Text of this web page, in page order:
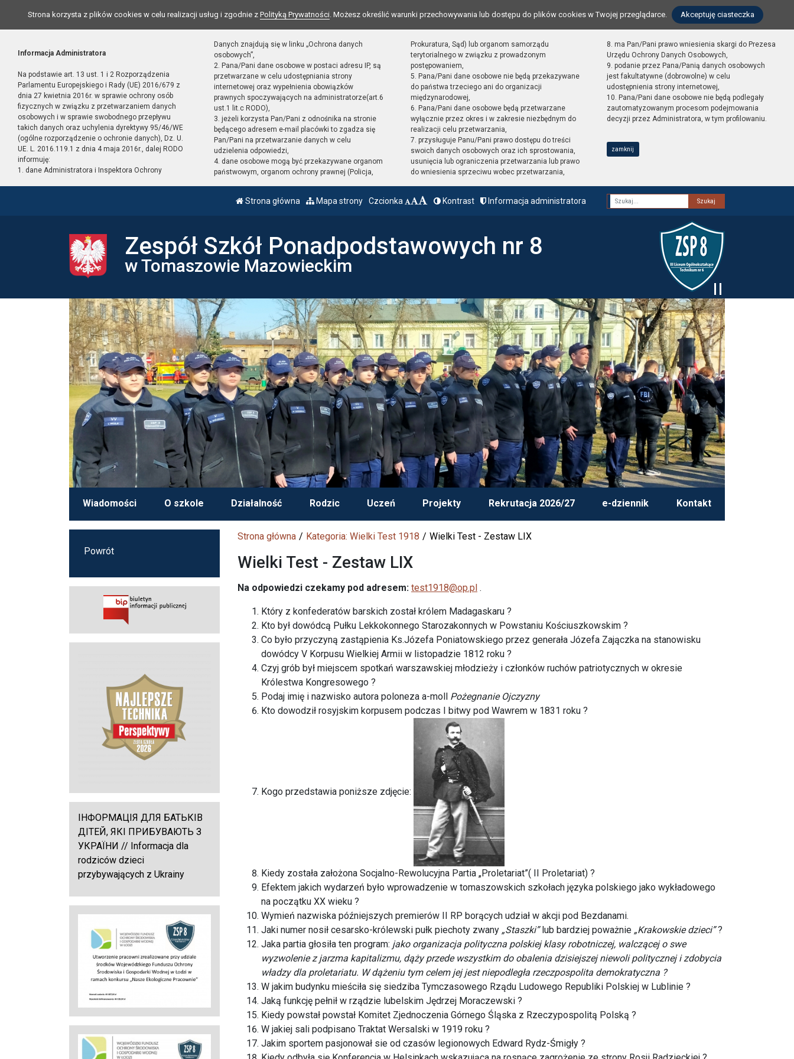
Strona korzysta z plików cookies w celu realizacji usług i zgodnie z Polityką Prywatności. Możesz określić warunki przechowywania lub dostępu do plików cookies w Twojej przeglądarce. Akceptuję ciasteczka
Informacja Administratora
Na podstawie art. 13 ust. 1 i 2 Rozporządzenia
Parlamentu Europejskiego i Rady (UE) 2016/679 z
dnia 27 kwietnia 2016r. w sprawie ochrony osób
fizycznych w związku z przetwarzaniem danych
osobowych i w sprawie swobodnego przepływu
takich danych oraz uchylenia dyrektywy 95/46/WE
(ogólne rozporządzenie o ochronie danych), Dz. U.
UE. L. 2016.119.1 z dnia 4 maja 2016r., dalej RODO
informuję:
1. dane Administratora i Inspektora Ochrony
Danych znajdują się w linku „Ochrona danych
osobowych”,
2. Pana/Pani dane osobowe w postaci adresu IP, są
przetwarzane w celu udostępniania strony
internetowej oraz wypełnienia obowiązków
prawnych spoczywających na administratorze(art.6
ust.1 lit.c RODO),
3. jeżeli korzysta Pan/Pani z odnośnika na stronie
będącego adresem e-mail placówki to zgadza się
Pan/Pani na przetwarzanie danych w celu
udzielenia odpowiedzi,
4. dane osobowe mogą być przekazywane organom
państwowym, organom ochrony prawnej (Policja,
Prokuratura, Sąd) lub organom samorządu
terytorialnego w związku z prowadzonym
postępowaniem,
5. Pana/Pani dane osobowe nie będą przekazywane
do państwa trzeciego ani do organizacji
międzynarodowej,
6. Pana/Pani dane osobowe będą przetwarzane
wyłącznie przez okres i w zakresie niezbędnym do
realizacji celu przetwarzania,
7. przysługuje Panu/Pani prawo dostępu do treści
swoich danych osobowych oraz ich sprostowania,
usunięcia lub ograniczenia przetwarzania lub prawo
do wniesienia sprzeciwu wobec przetwarzania,
8. ma Pan/Pani prawo wniesienia skargi do Prezesa
Urzędu Ochrony Danych Osobowych,
9. podanie przez Pana/Panią danych osobowych
jest fakultatywne (dobrowolne) w celu
udostępnienia strony internetowej,
10. Pana/Pani dane osobowe nie będą podlegały
zautomatyzowanym procesom podejmowania
decyzji przez Administratora, w tym profilowaniu.
zamknij
Strona główna Mapa strony Czcionka Kontrast Informacja administratora
Fraza
Zespół Szkół Ponadpodstawowych nr 8
w Tomaszowie Mazowieckim
Wiadomości O szkole Działalność Rodzic Uczeń Projekty Rekrutacja 2026/27 e-dziennik Kontakt
Strona główna Kategoria: Wielki Test 1918 Wielki Test - Zestaw LIX
Wielki Test - Zestaw LIX
Na odpowiedzi czekamy pod adresem: test1918@op.pl .
Który z konfederatów barskich został królem Madagaskaru ?
Kto był dowódcą Pułku Lekkokonnego Starozakonnych w Powstaniu Kościuszkowskim ?
Co było przyczyną zastąpienia Ks.Józefa Poniatowskiego przez generała Józefa Zajączka na stanowisku
dowódcy V Korpusu Wielkiej Armii w listopadzie 1812 roku ?
Czyj grób był miejscem spotkań warszawskiej młodzieży i członków ruchów patriotycznych w okresie
Królestwa Kongresowego ?
Podaj imię i nazwisko autora poloneza a-moll Pożegnanie Ojczyzny
Kto dowodził rosyjskim korpusem podczas I bitwy pod Wawrem w 1831 roku ?
Kogo przedstawia poniższe zdjęcie:
Kiedy została założona Socjalno-Rewolucyjna Partia „Proletariat”( II Proletariat) ?
Efektem jakich wydarzeń było wprowadzenie w tomaszowskich szkołach języka polskiego jako wykładowego
na początku XX wieku ?
Wymień nazwiska późniejszych premierów II RP borących udział w akcji pod Bezdanami.
Jaki numer nosił cesarsko-królewski pułk piechoty zwany „Staszki”lub bardziej poważnie „Krakowskie dzieci”?
Jaka partia głosiła ten program: jako organizacja polityczna polskiej klasy robotniczej, walczącej o swe
wyzwolenie z jarzma kapitalizmu, dąży przede wszystkim do obalenia dzisiejszej niewoli politycznej i zdobycia
władzy dla proletariatu. W dążeniu tym celem jej jest niepodległa rzeczpospolita demokratyczna ?
W jakim budynku mieściła się siedziba Tymczasowego Rządu Ludowego Republiki Polskiej w Lublinie ?
Jaką funkcję pełnił w rządzie lubelskim Jędrzej Moraczewski ?
Kiedy powstał powstał Komitet Zjednoczenia Górnego Śląska z Rzeczypospolitą Polską ?
W jakiej sali podpisano Traktat Wersalski w 1919 roku ?
Jakim sportem pasjonował sie od czasów legionowych Edward Rydz-Śmigły ?
Powrót
ІНФОРМАЦІЯ ДЛЯ БАТЬКІВ
ДІТЕЙ, ЯКІ ПРИБУВАЮТЬ З
УКРАЇНИ // Informacja dla
rodziców dzieci
przybywających z Ukrainy